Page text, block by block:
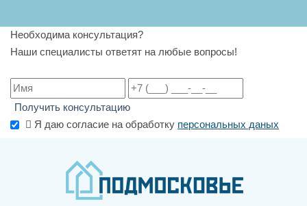
Необходима консультация?
Наши специалисты ответят на любые вопросы!
Получить консультацию
Я даю согласие на обработку персональных даных